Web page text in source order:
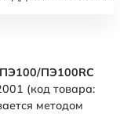
ПЭ100RC
(код товара:
методом